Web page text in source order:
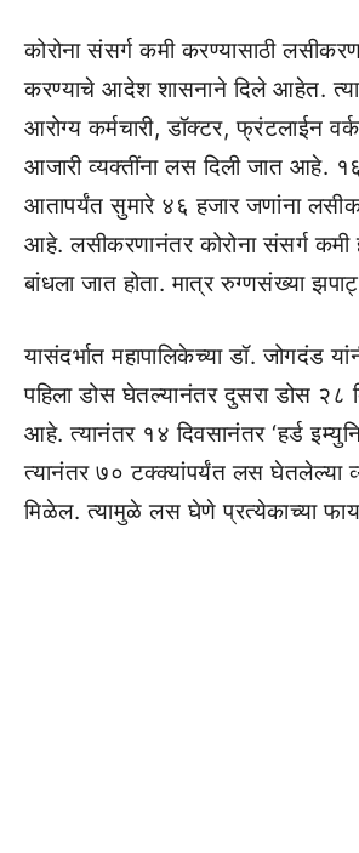
कोरोना संसर्ग कमी करण्यासाठी
करण्याचे आदेश शासनाने दिले आहेत.
आरोग्य कर्मचारी, डॉक्टर, फ्रंटलाईन
आजारी व्यक्तींना लस दिली जात आहे. १६
आतापर्यंत सुमारे ४६ हजार जणांना
आहे. लसीकरणानंतर कोरोना संसर्ग
बांधला जात होता. मात्र रुग्णसंख्या
यासंदर्भात महापालिकेच्या डॉ. जोगदंड
पहिला डोस घेतल्यानंतर दुसरा डोस २८
आहे. त्यानंतर १४ दिवसानंतर ‘हर्ड
त्यानंतर ७० टक्क्यांपर्यंत लस घेतलेल्या
मिळेल. त्यामुळे लस घेणे प्रत्येकाच्या